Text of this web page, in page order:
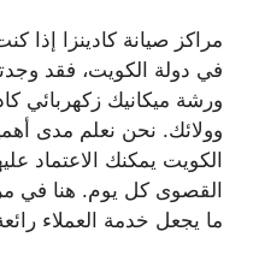
مراكز صيانة كادينزا
في دولة الكويت، فقد
ورشة ميكانيك زكهربائي
وولائك. نحن نعلم مدى
الكويت يمكنك الاعتماد
القصوى كل يوم. هنا في
ما يجعل خدمة العملاء